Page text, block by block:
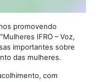
promovendo
IFRO – Voz,
importantes sobre
das mulheres.
com